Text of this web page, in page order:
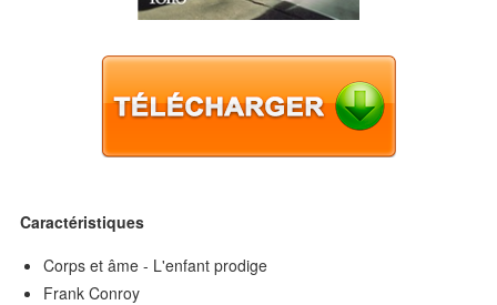
Caractéristiques
Corps et âme - L'enfant prodige
Frank Conroy